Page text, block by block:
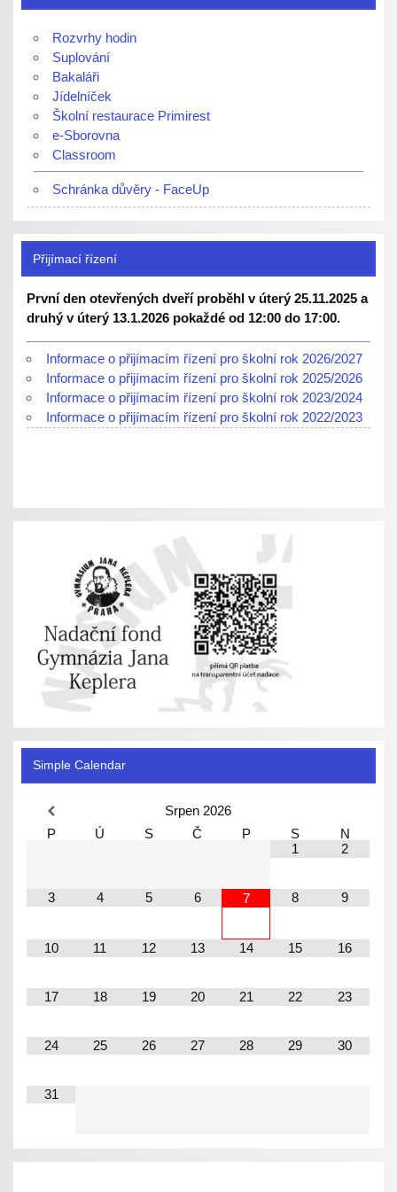
Rozvrhy hodin
Suplování
Bakaláři
Jídelníček
Školní restaurace Primirest
e-Sborovna
Classroom
Schránka důvěry - FaceUp
Přijímací řízení
První den otevřených dveří proběhl v úterý 25.11.2025 a
druhý v úterý 13.1.2026 pokaždé od 12:00 do 17:00.
Informace o přijímacím řízení pro školní rok 2026/2027
Informace o přijímacím řízení pro školní rok 2025/2026
Informace o přijímacím řízení pro školní rok 2023/2024
Informace o přijímacím řízení pro školní rok 2022/2023
Simple Calendar
Srpen 2026
P
Ú S Č P S
N
1
2
3 4 5 6 7 8 9
10 11 12 13 14 15 16
17 18 19 20 21 22 23
24 25 26 27 28 29 30
31